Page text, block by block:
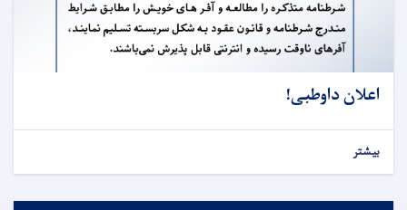
اعلان داوطبی!
بیشتر